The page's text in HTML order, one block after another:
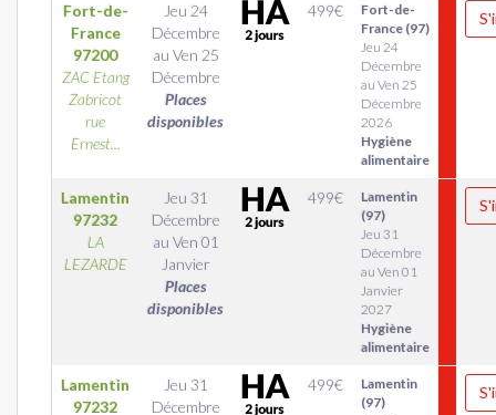
Fort-de-
France
97200
ZAC Etang
Zabricot
rue
Ernest...
Jeu 24
Décembre
au Ven 25
Décembre
Places
disponibles
499€
Fort-de-
France (97)
Jeu 24
Décembre
au Ven 25
Décembre
2026
Hygiène
alimentaire
Lamentin
97232
LA
LEZARDE
Jeu 31
Décembre
au Ven 01
Janvier
Places
disponibles
499€
Lamentin
(97)
Jeu 31
Décembre
au Ven 01
Janvier
2027
Hygiène
alimentaire
Lamentin
97232
Jeu 31
Décembre
499€
Lamentin
(97)